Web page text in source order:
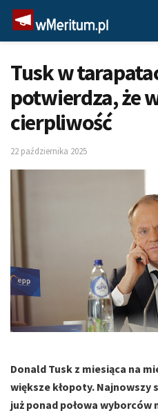
Tusk w
potwierdza, że
cierpliwość
22 października 2025
Donald Tusk z miesiąca na
większe kłopoty. Najnowszy
już ponad połowa wyborców